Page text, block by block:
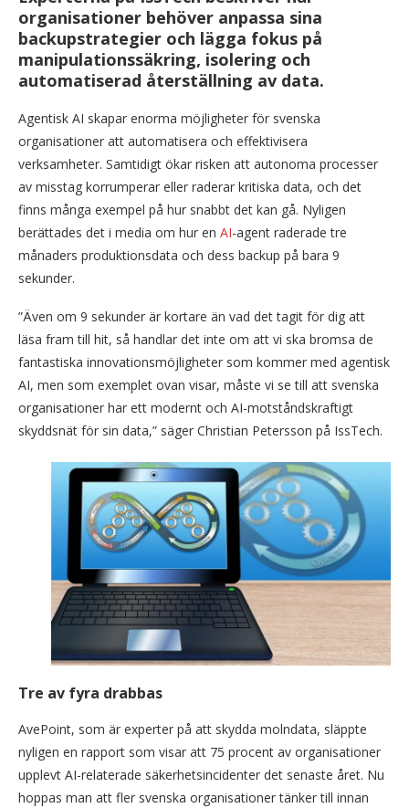
organisationer behöver anpassa sina
backupstrategier och lägga fokus på
manipulationssäkring, isolering och
automatiserad återställning av data.
Agentisk AI skapar enorma möjligheter för svenska
organisationer att automatisera och effektivisera
verksamheter. Samtidigt ökar risken att autonoma processer
av misstag korrumperar eller raderar kritiska data, och det
finns många exempel på hur snabbt det kan gå. Nyligen
berättades det i media om hur en AI-agent raderade tre
månaders produktionsdata och dess backup på bara 9
sekunder.
”Även om 9 sekunder är kortare än vad det tagit för dig att
läsa fram till hit, så handlar det inte om att vi ska bromsa de
fantastiska innovationsmöjligheter som kommer med agentisk
AI, men som exemplet ovan visar, måste vi se till att svenska
organisationer har ett modernt och AI-motståndskraftigt
skyddsnät för sin data,” säger Christian Petersson på IssTech.
Tre av fyra drabbas
AvePoint, som är experter på att skydda molndata, släppte
nyligen en rapport som visar att 75 procent av organisationer
upplevt AI-relaterade säkerhetsincidenter det senaste året. Nu
hoppas man att fler svenska organisationer tänker till innan